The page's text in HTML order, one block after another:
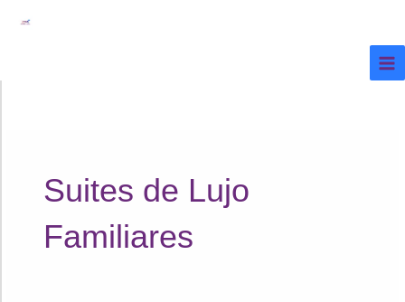
Suites de Lujo
Familiares